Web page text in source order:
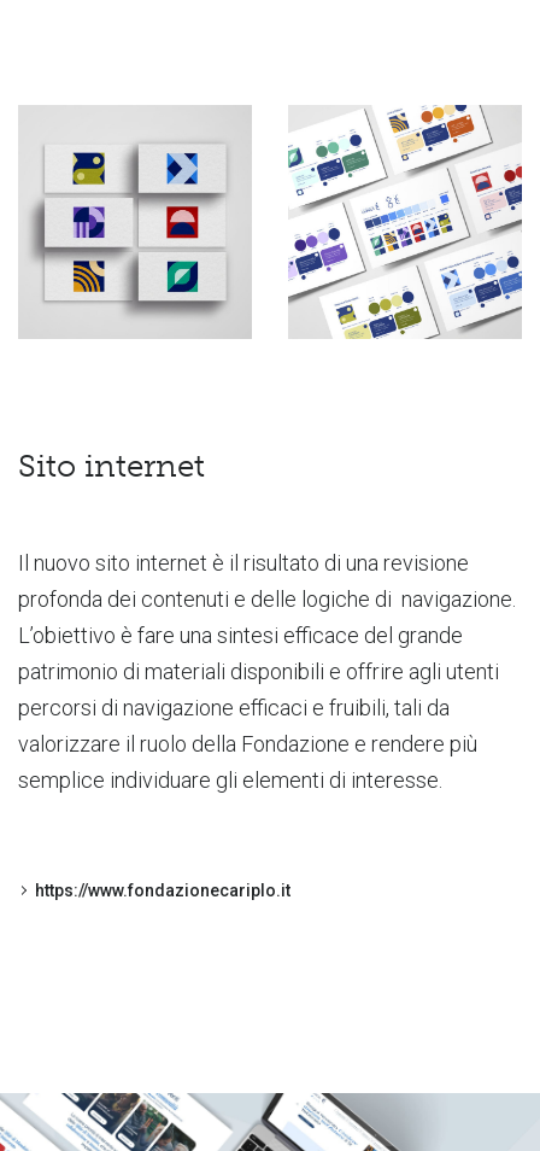
Sito internet
Il nuovo sito internet è il risultato di una revisione
profonda dei contenuti e delle logiche di navigazione.
L’obiettivo è fare una sintesi efficace del grande
patrimonio di materiali disponibili e offrire agli utenti
percorsi di navigazione efficaci e fruibili, tali da
valorizzare il ruolo della Fondazione e rendere più
semplice individuare gli elementi di interesse.
https://www.fondazionecariplo.it